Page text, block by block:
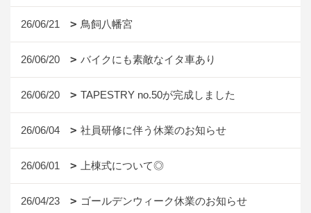
26/06/21 鳥飼八幡宮
26/06/20 バイクにも素敵なイタ車あり
26/06/20 TAPESTRY no.50が完成しました
26/06/04 社員研修に伴う休業のお知らせ
26/06/01 上棟式について◎
26/04/23 ゴールデンウィーク休業のお知らせ